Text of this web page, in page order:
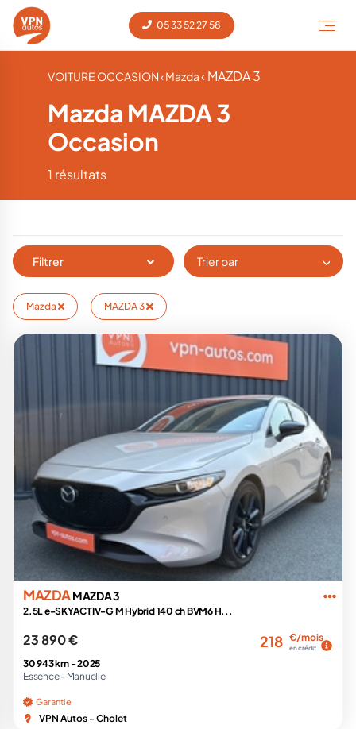
05 33 52 27 58
VOITURE OCCASION‹ Mazda‹ MAZDA 3
Mazda MAZDA 3
Occasion
1 résultats
Filtrer Trier par
Mazda MAZDA 3
MAZDAMAZDA 3
2.5L e-SKYACTIV-G M Hybrid 140 ch BVM6 H...
23 890 € 218 €/mois
en crédit
30 943 km -2025
Essence - Manuelle
Garantie
VPN Autos - Cholet